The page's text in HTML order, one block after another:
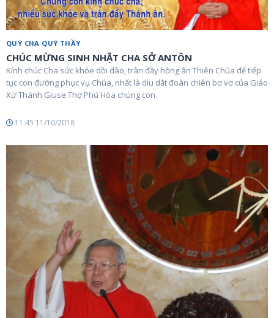
QUÝ CHA QUÝ THẦY
CHÚC MỪNG SINH NHẬT CHA SỞ ANTÔN
Kính chúc Cha sức khỏe dồi dào, tràn đầy hồng ân Thiên Chúa để tiếp
tục con đường phục vụ Chúa, nhất là dìu dắt đoàn chiên bơ vơ của Giáo
Xứ Thánh Giuse Thợ Phú Hòa chúng con.
11:45 11/10/2018